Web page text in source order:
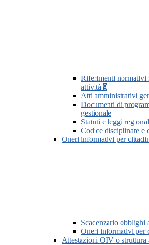
Riferimenti normativi
attività 9
Atti amministrativi
Documenti di
gestionale
Statuti e leggi
Codice disciplinare e
Oneri informativi per
Scadenzario obblighi
Oneri informativi per
Attestazioni OIV o struttura